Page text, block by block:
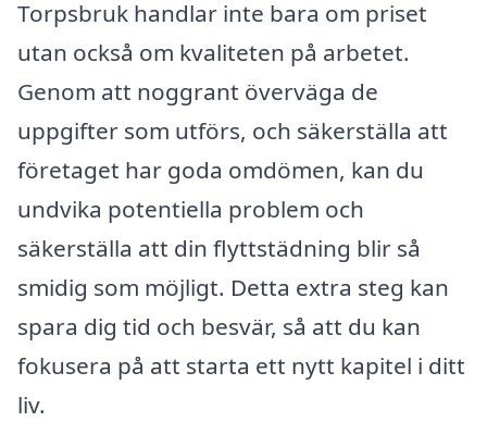
Torpsbruk handlar inte bara om priset
utan också om kvaliteten på arbetet.
Genom att noggrant överväga de
uppgifter som utförs, och säkerställa att
företaget har goda omdömen, kan du
undvika potentiella problem och
säkerställa att din flyttstädning blir så
smidig som möjligt. Detta extra steg kan
spara dig tid och besvär, så att du kan
fokusera på att starta ett nytt kapitel i ditt
liv.